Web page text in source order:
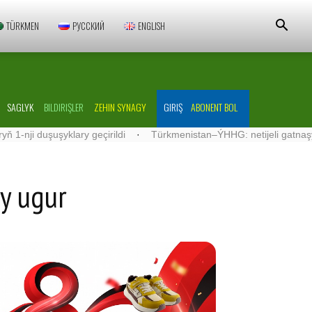
TÜRKMEN РУССКИЙ ENGLISH
SAGLYK BILDIRIŞLER ZEHIN SYNAGY GIRIŞ ABONENT BOL
geçirildi · Türkmenistan–ÝHHG: netijeli gatnaşyklar
ugur